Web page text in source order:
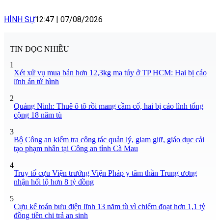
HÌNH SỰ12:47 07/08/2026
TIN ĐỌC NHIỀU
1
Xét xử vụ mua bán hơn 12,3kg ma túy ở TP HCM: Hai bị cáo
lĩnh án tử hình
2
Quảng Ninh: Thuê ô tô rồi mang cầm cố, hai bị cáo lĩnh tổng
cộng 18 năm tù
3
Bộ Công an kiểm tra công tác quản lý, giam giữ, giáo dục cải
tạo phạm nhân tại Công an tỉnh Cà Mau
4
Truy tố cựu Viện trưởng Viện Pháp y tâm thần Trung ương
nhận hối lộ hơn 8 tỷ đồng
5
Cựu kế toán bưu điện lĩnh 13 năm tù vì chiếm đoạt hơn 1,1 tỷ
đồng tiền chi trả an sinh